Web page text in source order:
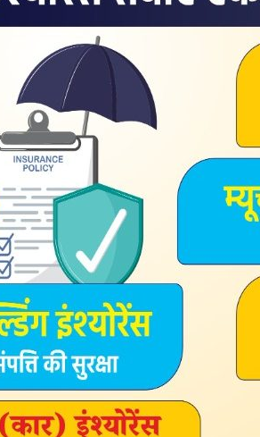
रिपोर्ट में दावा किया जा रहा है कि
आधार की सिक्योरिटी फीचर को बंद
साथ ही यूट्यूब पर भी कई वीडियो मौजूद
कार्ड बनाया जा सकता है।
दरअसल, साल 2017 में हुए 53,000
भारत को वेब एप्लीकेशन अटैक
बैंक, निवेश एजेंसी और बीमा कंपनियों
फिशिंग, वेबसाइट घुसपैठ, वायरस और
सालों में हैकर्स ने अपने टारगेट को
ऑफ इंटरनेट सिक्योररिटी क्यू 4 2017
तिमाही की तुलना में 2017 के
बढ़कर 298 हो गई है। वहीं भारत से
हमले में 31 फीसद की बढ़ोतरी हुई है।